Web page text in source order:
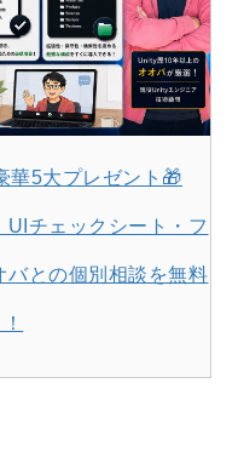
華5大プレゼント🎁
チェックシート・フ
バとの個別相談を無料